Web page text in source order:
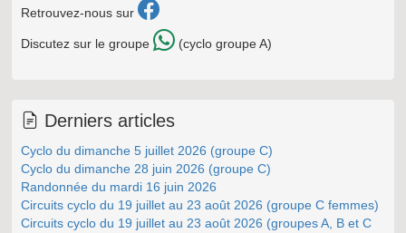
Retrouvez-nous sur
Discutez sur le groupe (cyclo groupe A)
Derniers articles
Cyclo du dimanche 5 juillet 2026 (groupe C)
Cyclo du dimanche 28 juin 2026 (groupe C)
Randonnée du mardi 16 juin 2026
Circuits cyclo du 19 juillet au 23 août 2026 (groupe C femmes)
Circuits cyclo du 19 juillet au 23 août 2026 (groupes A, B et C